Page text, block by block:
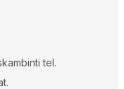
tel.